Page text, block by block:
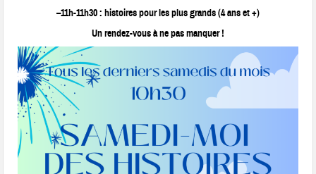
–11h-11h30: histoires pour les plus grands (4 ans et +)
Un rendez-vous à ne pas manquer !